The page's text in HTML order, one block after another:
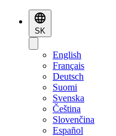
SK
English
Français
Deutsch
Suomi
Svenska
Čeština
Slovenčina
Español